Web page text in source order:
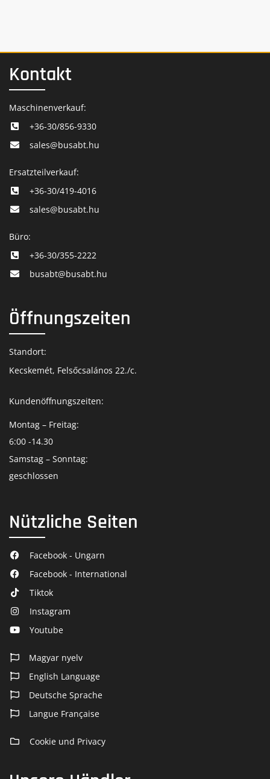
Kontakt
Maschinenverkauf:
+36-30/856-9330
sales@busabt.hu
Ersatzteilverkauf:
+36-30/419-4016
sales@busabt.hu
Büro:
+36-30/355-2222
busabt@busabt.hu
Öffnungszeiten
Standort:
Kecskemét, Felsőcsalános 22./c.
Kundenöffnungszeiten:
Montag – Freitag:
6:00 -14.30
Samstag – Sonntag:
geschlossen
Nützliche Seiten
Facebook - Ungarn
Facebook - International
Tiktok
Instagram
Youtube
Magyar nyelv
English Language
Deutsche Sprache
Langue Française
Cookie und Privacy